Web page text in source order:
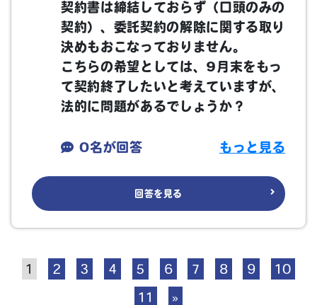
契約書は締結しておらず（口頭のみの
契約）、委託契約の解除に関する取り
決めもおこなっておりません。
こちらの希望としては、9月末をもっ
て契約終了したいと考えていますが、
法的に問題があるでしょうか？
0名が回答 もっと見る
回答を見る
1 2 3 4 5 6 7 8 9 10
11 »